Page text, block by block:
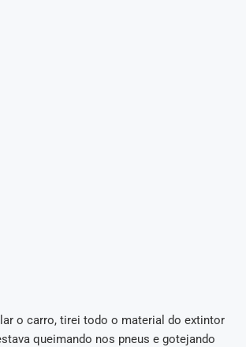
o carro, tirei todo o material do extintor
queimando nos pneus e gotejando